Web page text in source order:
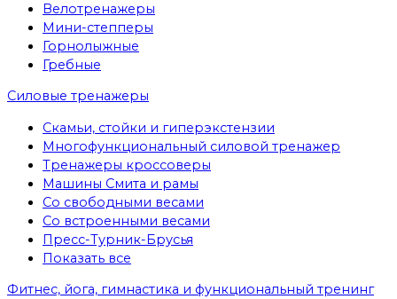
Велотренажеры
Мини-степперы
Горнолыжные
Гребные
Cиловые тренажеры
Скамьи, стойки и гиперэкстензии
Многофункциональный силовой тренажер
Тренажеры кроссоверы
Машины Смита и рамы
Со свободными весами
Со встроенными весами
Пресс-Турник-Брусья
Показать все
Фитнес, йога, гимнастика и функциональный тренинг